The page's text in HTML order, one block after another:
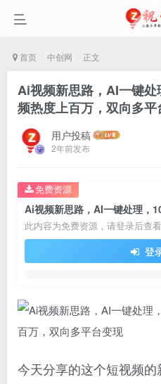
首页 中创网 正文
Ai视频新思路，AI一键
频热度上百万，双向多平
用户投稿
2年前发布
此内容为免费资源，请登录后查看
登
免费资源
今天分享的这个短视频